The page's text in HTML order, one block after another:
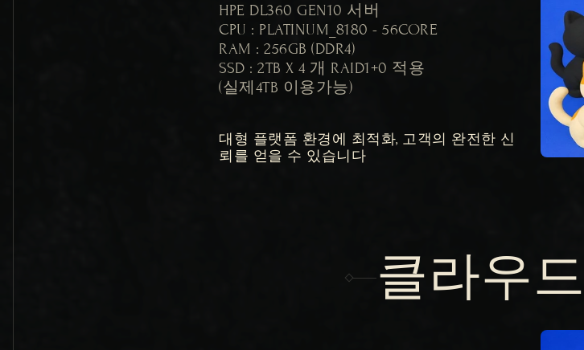
HPE DL360 GEN10 서버
CPU : PLATINUM_8180 - 56CORE
RAM : 256GB (DDR4)
SSD : 2TB X 4 개 RAID1+0 적용
대형 플랫폼 환경에 최적화, 고객의 완전한 신
뢰를 얻을 수 있습니다
클라우